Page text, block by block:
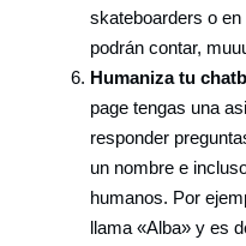
skateboarders o
podrán contar,
Humaniza tu
page tengas una
responder
un nombre e
humanos. Por
llama «Alba» y es